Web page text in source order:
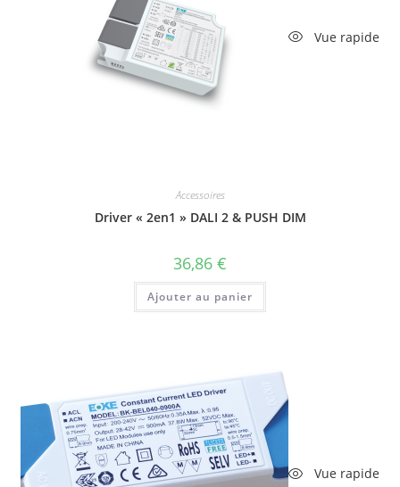
Vue rapide
Accessoires
Driver « 2en1 » DALI 2 & PUSH DIM
36,86 €
Ajouter au panier
Vue rapide